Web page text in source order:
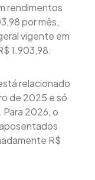
rendimentos
por mês,
vigente em
1.903,98.
relacionado
de 2025 e só
2026, o
R$